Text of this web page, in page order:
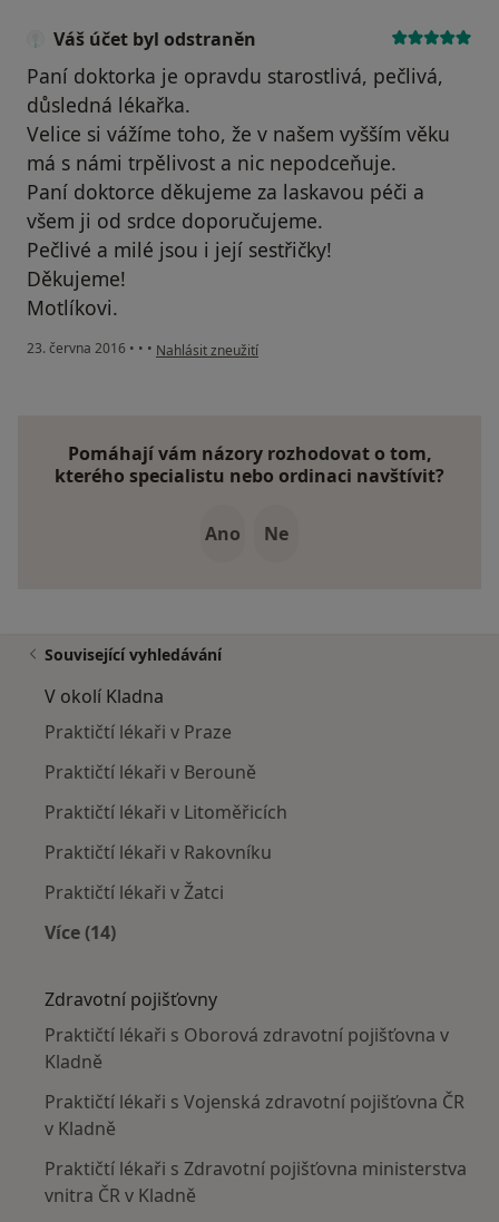
Váš účet byl odstraněn
Paní doktorka je opravdu starostlivá, pečlivá,
důsledná lékařka.
Velice si vážíme toho, že v našem vyšším věku
má s námi trpělivost a nic nepodceňuje.
Paní doktorce děkujeme za laskavou péči a
všem ji od srdce doporučujeme.
Pečlivé a milé jsou i její sestřičky!
Děkujeme!
Motlíkovi.
23. června 2016 • • • podle názoru uživatele Váš účet byl odstraněn
Nahlásit zneužití
Pomáhají vám názory rozhodovat o tom,
kterého specialistu nebo ordinaci navštívit?
Ano Ne
Související vyhledávání
V okolí Kladna
Praktičtí lékaři v Praze
Praktičtí lékaři v Berouně
Praktičtí lékaři v Litoměřicích
Praktičtí lékaři v Rakovníku
Praktičtí lékaři v Žatci
Více (14)
Zdravotní pojišťovny
Praktičtí lékaři s Oborová zdravotní pojišťovna v
Kladně
Praktičtí lékaři s Vojenská zdravotní pojišťovna ČR
v Kladně
Praktičtí lékaři s Zdravotní pojišťovna ministerstva
vnitra ČR v Kladně